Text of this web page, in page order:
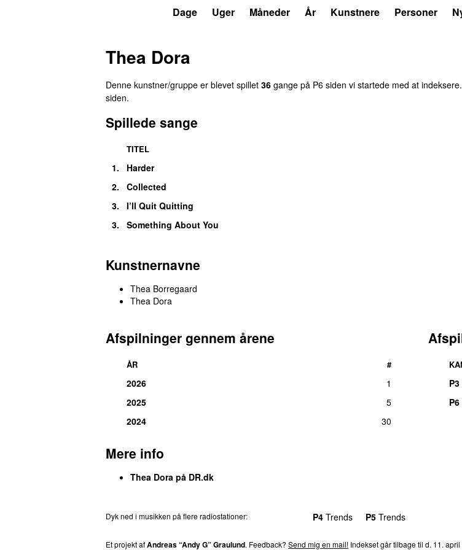
Dage Uger Måneder År Kunstnere Personer
Thea Dora
Denne kunstner/gruppe er blevet spillet 36 gange på P6 siden vi startede med at
siden.
Spillede sange
TITEL
1. Harder
2.
Collected
3.
I’ll Quit Quitting
3.
Something About You
Kunstnernavne
Thea Borregaard
Thea Dora
Afspilninger gennem årene
ÅR #
2026
1
2025
5
2024
30
P3
P6
Mere info
Thea Dora på DR.dk
Dyk ned i musikken på flere radiostationer: P4 Trends P5 Trends
Et projekt afAndreas “Andy G” Graulund. Feedback? Send mig en mail! Indekset går tilbage til d. 11. april